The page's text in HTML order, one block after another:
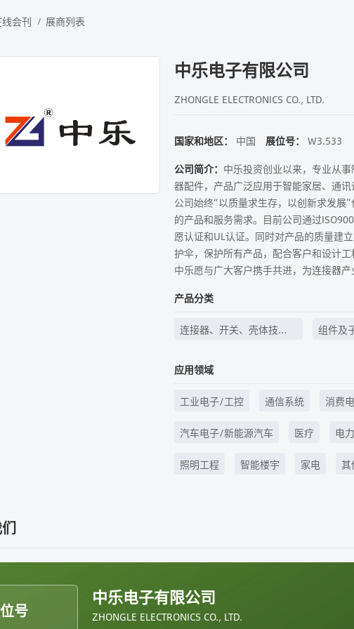
会刊 展商列表
中乐电子有限公司
ZHONGLE ELECTRONICS CO., LTD.
国家和地区： 中国 展位号： W3.533
公司简介： 中乐投资创业以来，专业从
器配件，产品广泛应用于智能家居、通讯
公司始终“以质量求生存，以创新求发展
的产品和服务需求。目前公司通过
愿认证和UL认证。同时对产品的质量建
护伞，保护所有产品，配合客户和设计工
中乐愿与广大客户携手共进，为连接器产
产品分类
连接器、开关、壳体技
组件及
应用领域
工业电子/工控 通信系统 消费
汽车电子/新能源汽车 医疗 电
照明工程 智能楼宇 家电 其
号
中乐电子有限公司
ZHONGLE ELECTRONICS CO., LTD.